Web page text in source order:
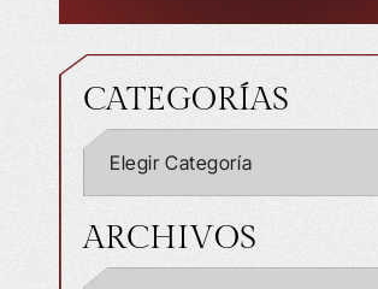
CATEGORÍAS
ARCHIVOS